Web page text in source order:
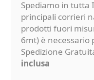
Spediamo in tutta
principali corrieri
prodotti fuori
6mt) è necessario
Spedizione
inclusa